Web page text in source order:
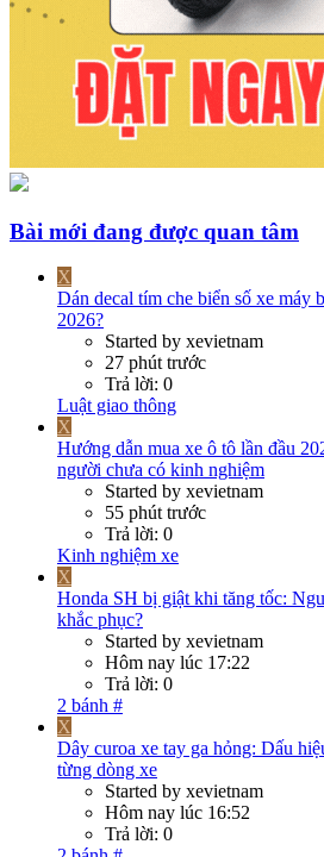
Bài mới đang được quan tâm
X
Dán decal tím che biển số xe máy
2026?
Started by xevietnam
27 phút trước
Trả lời: 0
Luật giao thông
X
Hướng dẫn mua xe ô tô lần đầu
người chưa có kinh nghiệm
Started by xevietnam
55 phút trước
Trả lời: 0
Kinh nghiệm xe
X
Honda SH bị giật khi tăng tốc:
khắc phục?
Started by xevietnam
Hôm nay lúc 17:22
Trả lời: 0
2 bánh #
X
Dây curoa xe tay ga hỏng: Dấu
từng dòng xe
Started by xevietnam
Hôm nay lúc 16:52
Trả lời: 0